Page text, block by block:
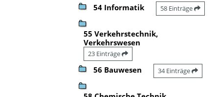
54 Informatik 58 Einträge
55 Verkehrstechnik,
Verkehrswesen
23 Einträge
56 Bauwesen 34 Einträge